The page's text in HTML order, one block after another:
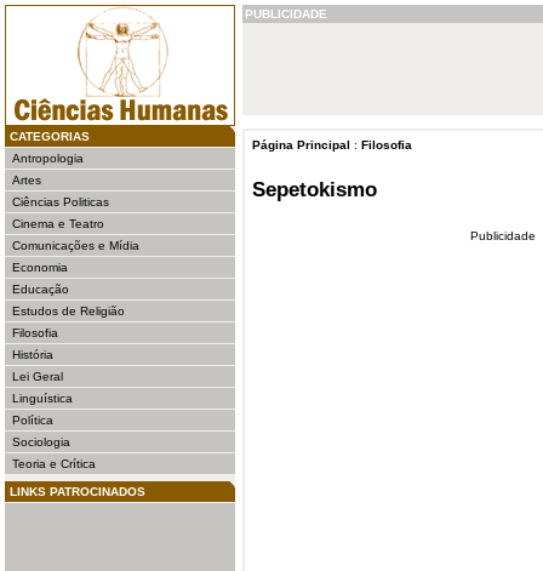
CATEGORIAS
Antropologia
Artes
Ciências Politicas
Cinema e Teatro
Comunicações e Mídia
Economia
Educação
Estudos de Religião
Filosofia
História
Lei Geral
Linguística
Política
Sociologia
Teoria e Crítica
LINKS PATROCINADOS
PUBLICIDADE
Página Principal : Filosofia
Sepetokismo
Publicidade